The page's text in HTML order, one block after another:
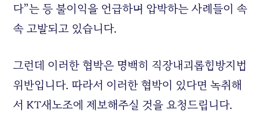
다”는 등 불이익을 언급하며 압박하는 사례들이 속
속 고발되고 있습니다.
그런데 이러한 협박은 명백히 직장내괴롭힘방지법
위반입니다. 따라서 이러한 협박이 있다면 녹취해
서 KT새노조에 제보해주실 것을 요청드립니다.